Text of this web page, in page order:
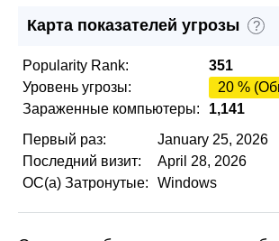
Карта показателей угрозы ?
Popularity Rank:
351
Уровень угрозы:
20 %
Зараженные компьютеры:
1,141
Первый раз:
January 25, 2026
Последний визит:
April 28, 2026
ОС(а) Затронутые:
Windows